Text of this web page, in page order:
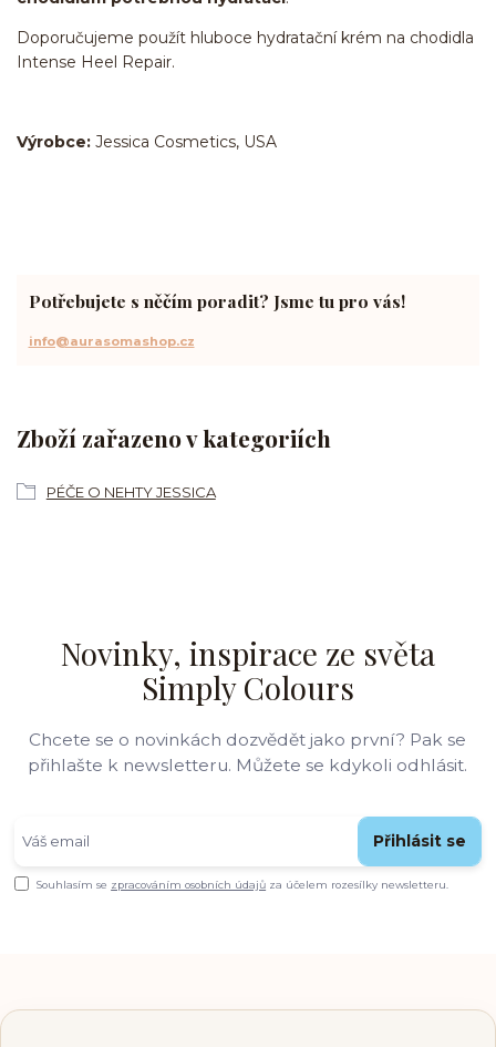
Doporučujeme použít hluboce hydratační krém na chodidla
Intense Heel Repair.
Výrobce: Jessica Cosmetics, USA
Zboží zařazeno v kategoriích
PÉČE O NEHTY JESSICA
Potřebujete s něčím poradit? Jsme tu pro vás!
info@aurasomashop.cz
Novinky, inspirace ze světa
Simply Colours
Chcete se o novinkách dozvědět jako první? Pak se
přihlašte k newsletteru. Můžete se kdykoli odhlásit.
Přihlásit se
Souhlasím se zpracováním osobních údajů za účelem rozesílky newsletteru.